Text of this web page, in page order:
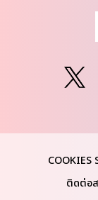
ติดต่อ